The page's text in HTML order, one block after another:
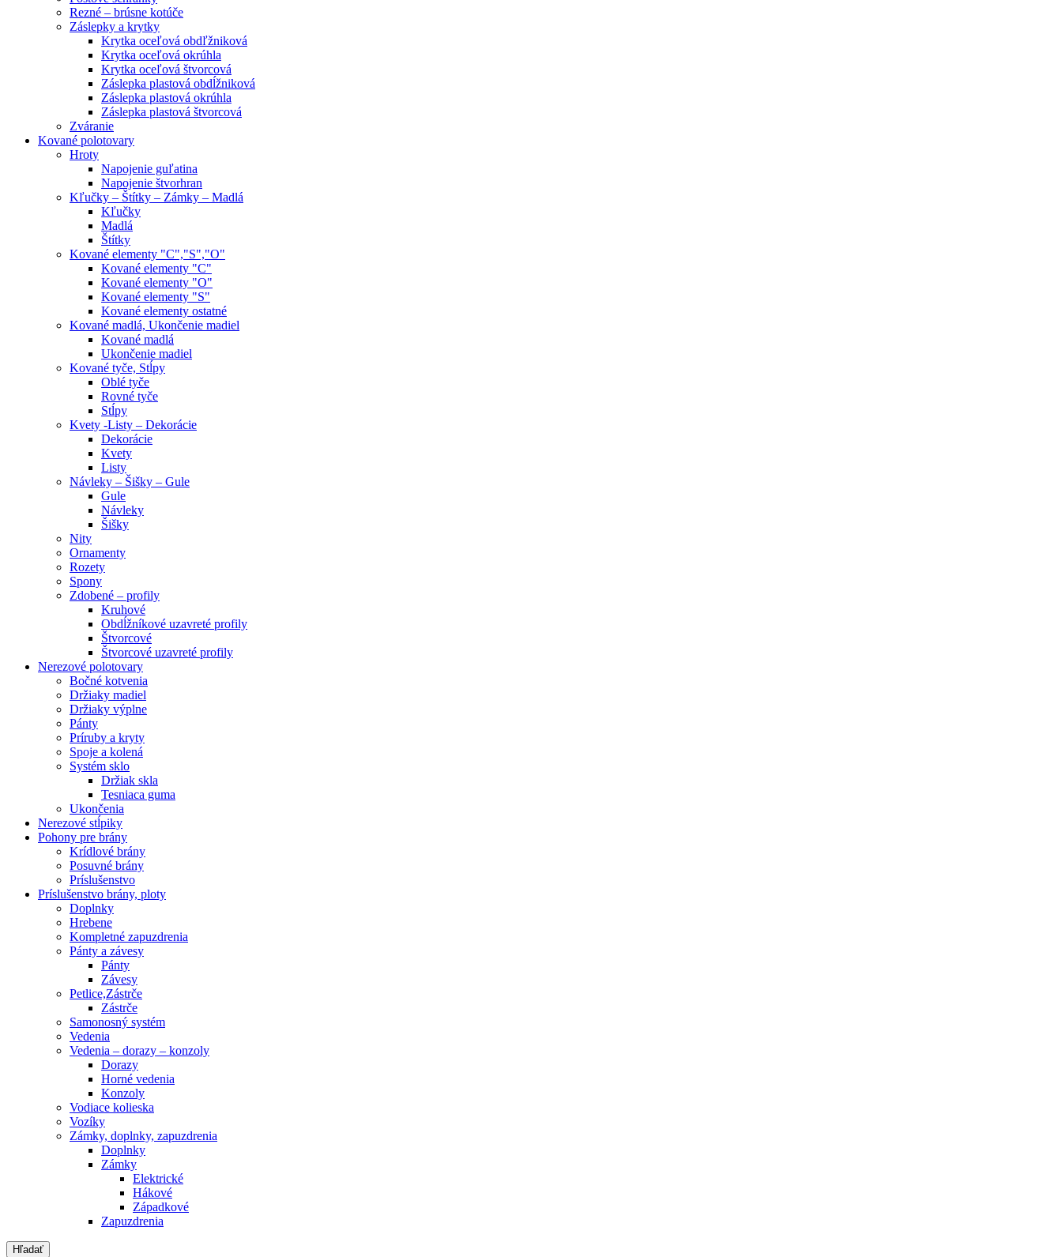
Rezné – brúsne kotúče
Záslepky a krytky
Krytka oceľová obdľžniková
Krytka oceľová okrúhla
Krytka oceľová štvorcová
Záslepka plastová obdĺžniková
Záslepka plastová okrúhla
Záslepka plastová štvorcová
Zváranie
Kované polotovary
Hroty
Napojenie guľatina
Napojenie štvorhran
Kľučky – Štítky – Zámky – Madlá
Kľučky
Madlá
Štítky
Kované elementy "C","S","O"
Kované elementy "C"
Kované elementy "O"
Kované elementy "S"
Kované elementy ostatné
Kované madlá, Ukončenie madiel
Kované madlá
Ukončenie madiel
Kované tyče, Stĺpy
Oblé tyče
Rovné tyče
Stĺpy
Kvety -Listy – Dekorácie
Dekorácie
Kvety
Listy
Návleky – Šišky – Gule
Gule
Návleky
Šišky
Nity
Ornamenty
Rozety
Spony
Zdobené – profily
Kruhové
Obdĺžníkové uzavreté profily
Štvorcové
Štvorcové uzavreté profily
Nerezové polotovary
Bočné kotvenia
Držiaky madiel
Držiaky výplne
Pánty
Príruby a kryty
Spoje a kolená
Systém sklo
Držiak skla
Tesniaca guma
Ukončenia
Nerezové stĺpiky
Pohony pre brány
Krídlové brány
Posuvné brány
Príslušenstvo
Príslušenstvo brány, ploty
Doplnky
Hrebene
Kompletné zapuzdrenia
Pánty a závesy
Pánty
Závesy
Petlice,Zástrče
Zástrče
Samonosný systém
Vedenia
Vedenia – dorazy – konzoly
Dorazy
Horné vedenia
Konzoly
Vodiace kolieska
Vozíky
Zámky, doplnky, zapuzdrenia
Doplnky
Zámky
Elektrické
Hákové
Západkové
Zapuzdrenia
Hľadať